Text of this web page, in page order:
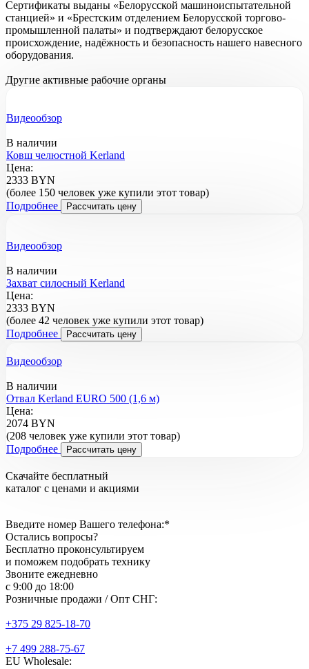
Сертификаты выданы «Белорусской машиноиспытательной
станцией» и «Брестским отделением Белорусской торгово-
промышленной палаты» и подтверждают белорусское
происхождение, надёжность и безопасность нашего навесного
оборудования.
Другие активные рабочие органы
Видеообзор
В наличии
Ковш челюстной Kerland
Цена:
2333 BYN
(более 150 человек уже купили этот товар)
Подробнее
Рассчитать цену
Видеообзор
В наличии
Захват силосный Kerland
Цена:
2333 BYN
(более 42 человек уже купили этот товар)
Подробнее
Рассчитать цену
Видеообзор
В наличии
Отвал Kerland EURO 500 (1,6 м)
Цена:
2074 BYN
(208 человек уже купили этот товар)
Подробнее
Рассчитать цену
Скачайте бесплатный
каталог с ценами и акциями
Введите номер Вашего телефона:*
Остались вопросы?
Бесплатно проконсультируем
и поможем подобрать технику
Звоните ежедневно
с 9:00 до 18:00
Розничные продажи / Опт СНГ:
+375 29 825-18-70
+7 499 288-75-67
EU Wholesale: